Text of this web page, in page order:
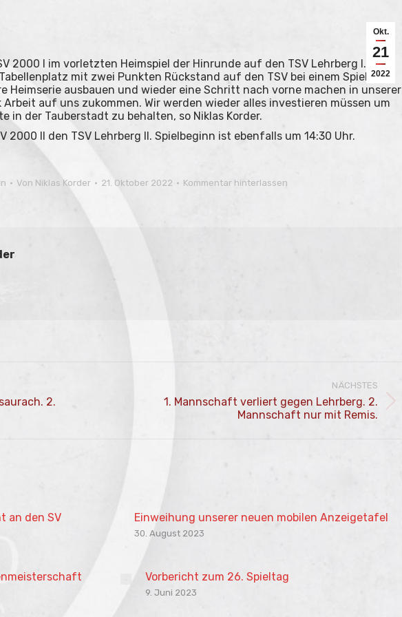
Okt.
21
2022
2000 I im vorletzten Heimspiel der Hinrunde auf den TSV Lehrberg I. Die
mit zwei Punkten Rückstand auf den TSV bei einem Spiel
Heimserie ausbauen und wieder eine Schritt nach vorne machen in unserer
auf uns zukommen. Wir werden wieder alles investieren müssen um
in der Tauberstadt zu behalten, so Niklas Korder.
2000 II den TSV Lehrberg II. Spielbeginn ist ebenfalls um 14:30 Uhr.
Von Niklas Korder 21. Oktober 2022 Kommentar hinterlassen
2.
NÄCHSTES
Nächster1. Mannschaft verliert gegen Lehrberg. 2.
Mannschaft nur mit Remis.
an den SV
Einweihung unserer neuen mobilen Anzeigetafel
30. August 2023
Vorbericht zum 26. Spieltag
9. Juni 2023